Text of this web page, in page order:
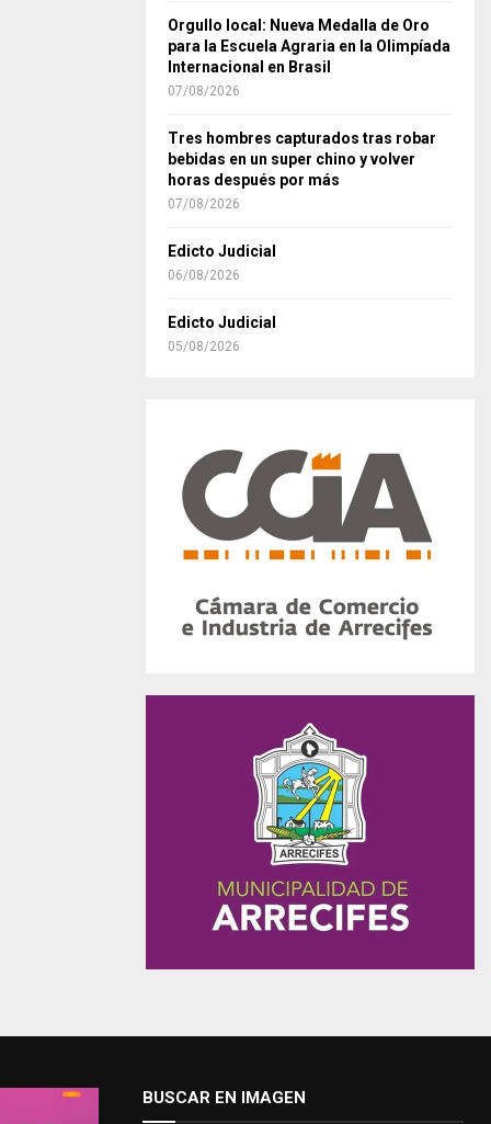
Orgullo local: Nueva Medalla de Oro
para la Escuela Agraria en la Olimpíada
Internacional en Brasil
07/08/2026
Tres hombres capturados tras robar
bebidas en un super chino y volver
horas después por más
07/08/2026
Edicto Judicial
06/08/2026
Edicto Judicial
05/08/2026
BUSCAR EN IMAGEN